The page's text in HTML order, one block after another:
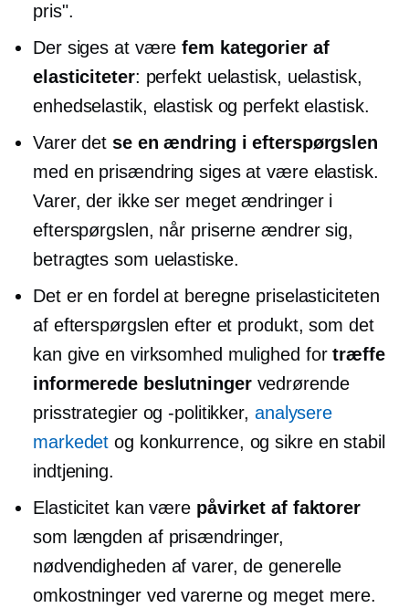
pris".
Der siges at værefem kategorier af
elasticiteter: perfekt uelastisk, uelastisk,
enhedselastik, elastisk og perfekt elastisk.
Varer det se en ændring i efterspørgslen
med en prisændring siges at være elastisk.
Varer, der ikke ser meget ændringer i
efterspørgslen, når priserne ændrer sig,
betragtes som uelastiske.
Det er en fordel at beregne priselasticiteten
af ​​efterspørgslen efter et produkt, som det
kan give en virksomhed mulighed fortræffe
informerede beslutningervedrørende
prisstrategier og -politikker, analysere
markedet og konkurrence, og sikre en stabil
indtjening.
Elasticitet kan være påvirket af faktorer
som længden af ​​prisændringer,
nødvendigheden af ​​varer, de generelle
omkostninger ved varerne og meget mere.